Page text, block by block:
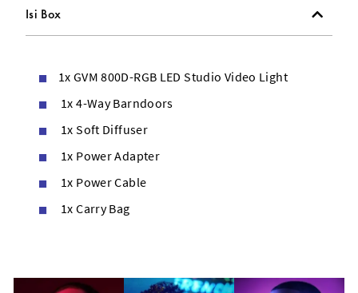
Isi Box
1x GVM 800D-RGB LED Studio Video Light
1x 4-Way Barndoors
1x Soft Diffuser
1x Power Adapter
1x Power Cable
1x Carry Bag